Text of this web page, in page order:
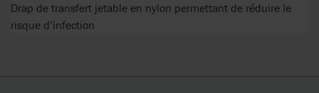
Drap de transfert jetable en nylon permettant de réduire le
risque d’infection